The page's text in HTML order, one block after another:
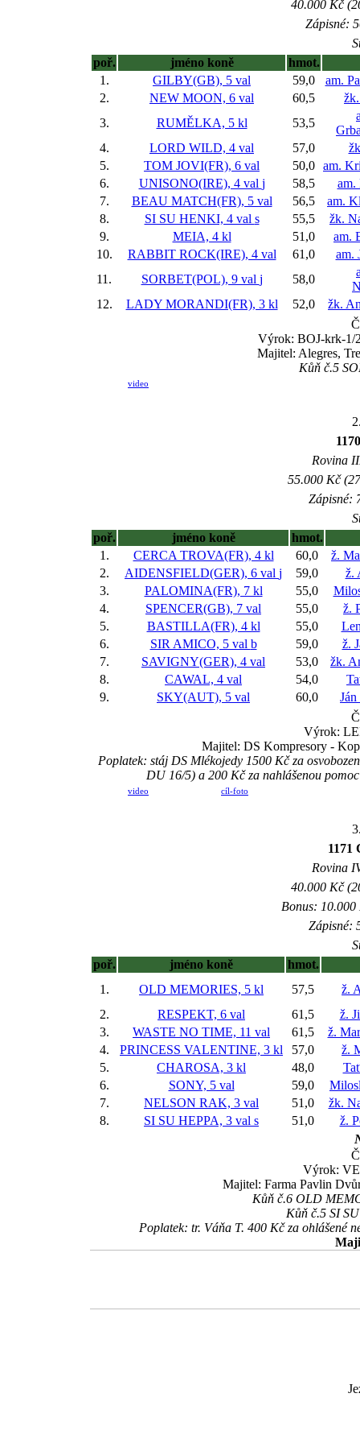
40.000 Kč
Zápisné:
poř.
jméno koně
hmot.
1.
GILBY(GB), 5 val 59,0
am.
2.
NEW MOON, 6 val 60,5
3.
RUMĚLKA, 5 kl 53,5
4.
LORD WILD, 4 val 57,0
5.
TOM JOVI(FR), 6 val 50,0 am.
6.
UNISONO(IRE), 4 val j 58,5
am.
7.
BEAU MATCH(FR), 5 val 56,5
am.
8.
SI SU HENKI, 4 val s 55,5
žk.
9.
MEIA, 4 kl 51,0
am.
10.
RABBIT ROCK(IRE), 4 val 61,0
am.
11.
SORBET(POL), 9 val j 58,0
12.
LADY MORANDI(FR), 3 kl 52,0
žk.
Výrok: BOJ-krk-1/
Majitel: Alegres,
Kůň č.5
video
Rovina
55.000 Kč
Zápisné:
poř.
jméno koně
hmot.
1.
CERCA TROVA(FR), 4 kl 60,0
ž.
2.
AIDENSFIELD(GER), 6 val j 59,0
ž.
3.
PALOMINA(FR), 7 kl 55,0
4.
SPENCER(GB), 7 val 55,0
ž.
5.
BASTILLA(FR), 4 kl 55,0
6.
SIR AMICO, 5 val b 59,0
ž.
7.
SAVIGNY(GER), 4 val 53,0
žk.
8.
CAWAL, 4 val 54,0
9.
SKY(AUT), 5 val 60,0
Výrok:
Majitel: DS Kompresory -
Poplatek: stáj DS Mlékojedy 1500 Kč za
DU 16/5) a 200 Kč za nahlášenou
video cíl-foto
1171
Rovina
40.000 Kč
Bonus:
Zápisné:
poř.
jméno koně
hmot.
1.
OLD MEMORIES, 5 kl 57,5
ž.
2.
RESPEKT, 6 val 61,5
ž.
3.
WASTE NO TIME, 11 val 61,5
ž.
4.
PRINCESS VALENTINE, 3 kl 57,0
ž.
5.
CHAROSA, 3 kl 48,0
6.
SONY, 5 val 59,0
7.
NELSON RAK, 3 val 51,0
žk.
8.
SI SU HEPPA, 3 val s 51,0
ž.
Výrok:
Majitel: Farma Pavlin
Kůň č.6 OLD
Kůň č.5 SI
Poplatek: tr. Váňa T. 400 Kč za ohlášené